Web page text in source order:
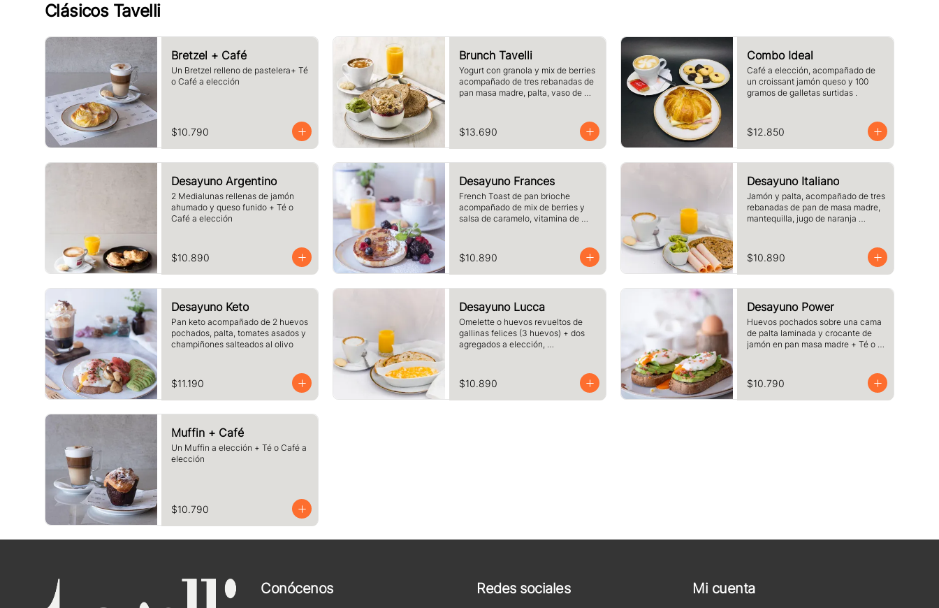
Clásicos Tavelli
Bretzel + Café
Un Bretzel relleno de pastelera+ Té
o Café a elección
$10.790
Brunch Tavelli
Yogurt con granola y mix de berries
acompañado de tres rebanadas de
pan masa madre, palta, vaso de
$13.690
Combo Ideal
Café a elección, acompañado de
un croissant jamón queso y 100
gramos de galletas surtidas .
$12.850
Desayuno Argentino
2 Medialunas rellenas de jamón
ahumado y queso funido + Té o
Café a elección
$10.890
Desayuno Frances
French Toast de pan brioche
acompañado de mix de berries y
salsa de caramelo, vitamina de
$10.890
Desayuno Italiano
Jamón y palta, acompañado de tres
rebanadas de pan de masa madre,
mantequilla, jugo de naranja
$10.890
Desayuno Keto
Pan keto acompañado de 2 huevos
pochados, palta, tomates asados y
champiñones salteados al olivo
$11.190
Desayuno Lucca
Omelette o huevos revueltos de
gallinas felices (3 huevos) + dos
agregados a elección,
vaso de jugo de naranja (125cc) y
té o café a elección.
$10.890
Desayuno Power
Huevos pochados sobre una cama
de palta laminada y crocante de
jamón en pan masa madre + Té o
$10.790
Muffin + Café
Un Muffin a elección + Té o Café a
elección
$10.790
Conócenos Redes sociales Mi cuenta